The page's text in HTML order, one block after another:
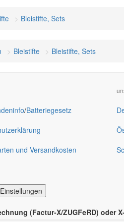
Bleistifte, Sets
Bleistifte Bleistifte, Sets
/Batteriegesetz
und Versandkosten
(Factur-X/ZUGFeRD)